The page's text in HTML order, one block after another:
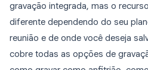
gravação integrada, mas o
diferente dependendo do seu
reunião e de onde você deseja
cobre todas as opções de